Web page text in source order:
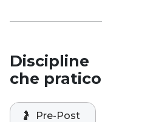
Discipline
che pratico
🤰
Pre-Post